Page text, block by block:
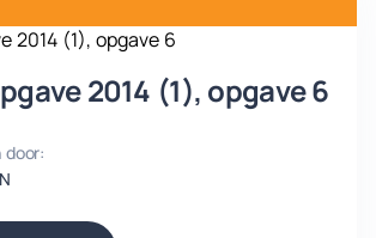
2014 (1), opgave 6
door: